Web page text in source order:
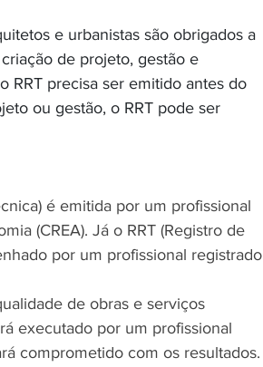
e urbanistas são obrigados a
de projeto, gestão e
RRT precisa ser emitido antes do
ou gestão, o RRT pode ser
é emitida por um profissional
(CREA). Já o RRT (Registro de
por um profissional registrado
de obras e serviços
executado por um profissional
comprometido com os resultados.